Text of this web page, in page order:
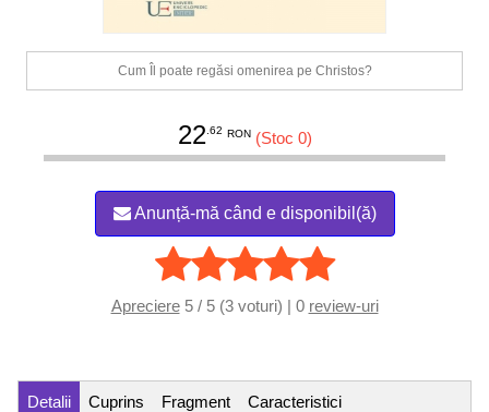
Cum Îl poate regăsi omenirea pe Christos?
22.62 RON (Stoc 0)
Anunță-mă când e disponibil(ă)
Apreciere5 / 5 (3 voturi) | 0 review-uri
Detalii Cuprins Fragment Caracteristici